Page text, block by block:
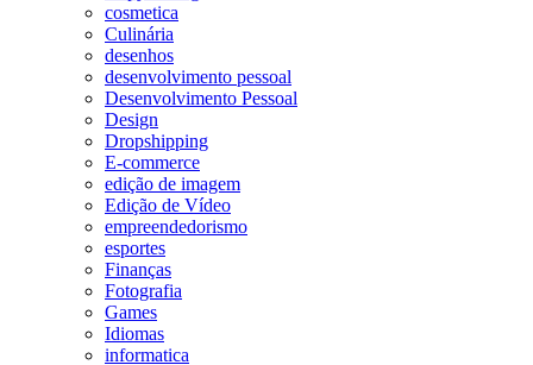
cosmetica
Culinária
desenhos
desenvolvimento pessoal
Desenvolvimento Pessoal
Design
Dropshipping
E-commerce
edição de imagem
Edição de Vídeo
empreendedorismo
esportes
Finanças
Fotografia
Games
Idiomas
informatica